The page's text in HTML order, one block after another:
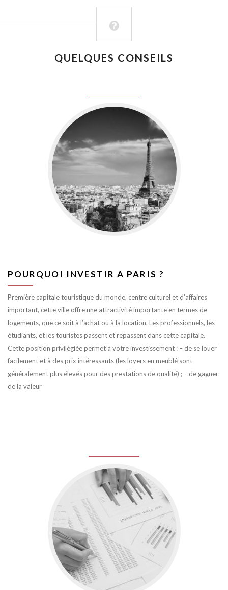
QUELQUES CONSEILS
POURQUOI INVESTIR A PARIS ?
Première capitale touristique du monde, centre culturel et d’affaires
important, cette ville offre une attractivité importante en termes de
logements, que ce soit à l’achat ou à la location. Les professionnels, les
étudiants, et les touristes passent et repassent dans cette capitale.
Cette position privilégiée permet à votre investissement : – de se louer
facilement et à des prix intéressants (les loyers en meublé sont
généralement plus élevés pour des prestations de qualité) ; – de gagner
de la valeur